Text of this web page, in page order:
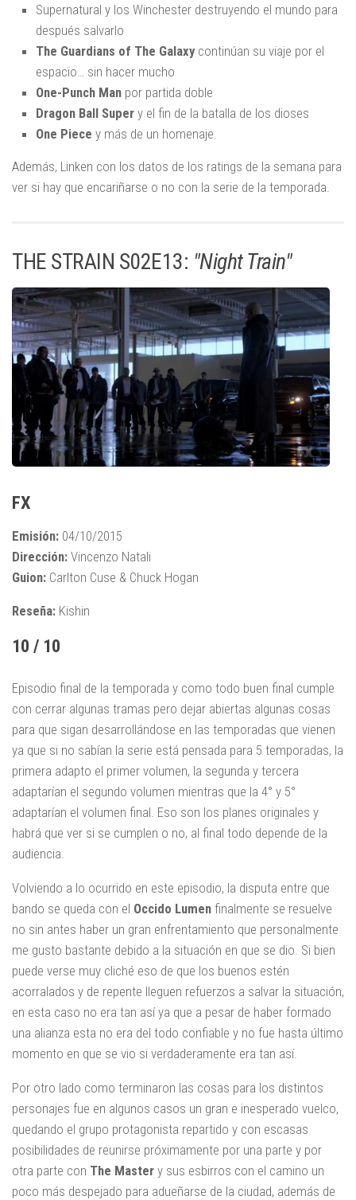
Supernatural y los Winchester destruyendo el mundo para
después salvarlo
The Guardians of The Galaxy continúan su viaje por el
espacio… sin hacer mucho
One-Punch Man por partida doble
Dragon Ball Super y el fin de la batalla de los dioses
One Piece y más de un homenaje.
Además, Linken con los datos de los ratings de la semana para
ver si hay que encariñarse o no con la serie de la temporada.
THE STRAIN S02E13: "Night Train"
FX
Emisión: 04/10/2015
Dirección: Vincenzo Natali
Guion: Carlton Cuse & Chuck Hogan
Reseña: Kishin
10 / 10
Episodio final de la temporada y como todo buen final cumple
con cerrar algunas tramas pero dejar abiertas algunas cosas
para que sigan desarrollándose en las temporadas que vienen
ya que si no sabían la serie está pensada para 5 temporadas, la
primera adapto el primer volumen, la segunda y tercera
adaptarían el segundo volumen mientras que la 4° y 5°
adaptarían el volumen final. Eso son los planes originales y
habrá que ver si se cumplen o no, al final todo depende de la
audiencia.
Volviendo a lo ocurrido en este episodio, la disputa entre que
bando se queda con el Occido Lumen finalmente se resuelve
no sin antes haber un gran enfrentamiento que personalmente
me gusto bastante debido a la situación en que se dio. Si bien
puede verse muy cliché eso de que los buenos estén
acorralados y de repente lleguen refuerzos a salvar la situación,
en esta caso no era tan así ya que a pesar de haber formado
una alianza esta no era del todo confiable y no fue hasta último
momento en que se vio si verdaderamente era tan así.
Por otro lado como terminaron las cosas para los distintos
personajes fue en algunos casos un gran e inesperado vuelco,
quedando el grupo protagonista repartido y con escasas
posibilidades de reunirse próximamente por una parte y por
otra parte con The Master y sus esbirros con el camino un
poco más despejado para adueñarse de la ciudad, además de